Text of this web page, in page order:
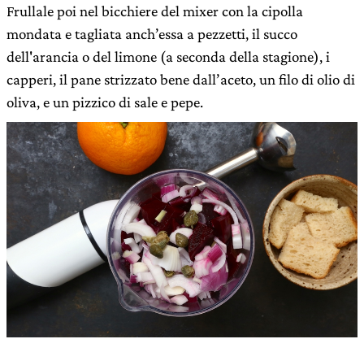
Frullale poi nel bicchiere del mixer con la cipolla
mondata e tagliata anch’essa a pezzetti, il succo
dell'arancia o del limone (a seconda della stagione), i
capperi, il pane strizzato bene dall’aceto, un filo di olio di
oliva, e un pizzico di sale e pepe.